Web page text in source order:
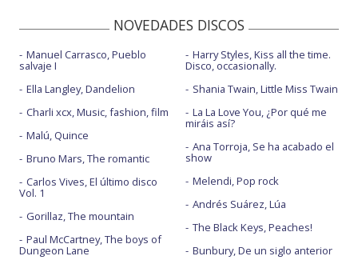
NOVEDADES DISCOS
Manuel Carrasco, Pueblo
salvaje I
Ella Langley, Dandelion
Charli xcx, Music, fashion, film
Malú, Quince
Bruno Mars, The romantic
Carlos Vives, El último disco
Vol. 1
Gorillaz, The mountain
Paul McCartney, The boys of
Dungeon Lane
Harry Styles, Kiss all the time.
Disco, occasionally.
Shania Twain, Little Miss Twain
La La Love You, ¿Por qué me
miráis así?
Ana Torroja, Se ha acabado el
show
Melendi, Pop rock
Andrés Suárez, Lúa
The Black Keys, Peaches!
Bunbury, De un siglo anterior